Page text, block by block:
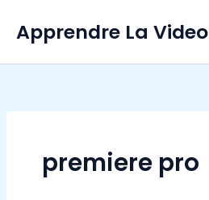
contenu
Apprendre La Video
premiere pro